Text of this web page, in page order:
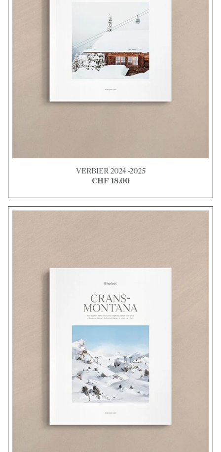
VERBIER 2024-2025
CHF 18.00